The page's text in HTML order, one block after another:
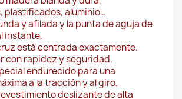
plastificados, aluminio…
y afilada y la punta de aguja de
instante.
está centrada exactamente.
con rapidez y seguridad.
endurecido para una
a la tracción y al giro.
deslizante de alta